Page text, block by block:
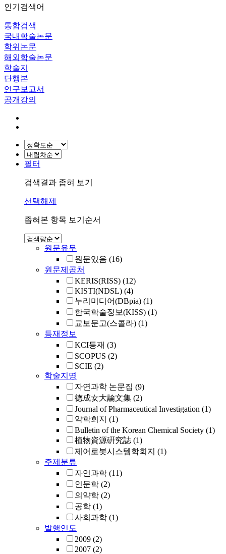
인기검색어
통합검색
국내학술논문
학위논문
해외학술논문
학술지
단행본
연구보고서
공개강의
필터
검색결과 좁혀 보기
선택해제
좁혀본 항목 보기순서
원문유무
원문있음 (16)
원문제공처
KERIS(RISS) (12)
KISTI(NDSL) (4)
누리미디어(DBpia) (1)
한국학술정보(KISS) (1)
교보문고(스콜라) (1)
등재정보
KCI등재 (3)
SCOPUS (2)
SCIE (2)
학술지명
자연과학 논문집 (9)
德成女大論文集 (2)
Journal of Pharmaceutical Investigation (1)
약학회지 (1)
Bulletin of the Korean Chemical Society (1)
植物資源硏究誌 (1)
제어로봇시스템학회지 (1)
주제분류
자연과학 (11)
인문학 (2)
의약학 (2)
공학 (1)
사회과학 (1)
발행연도
2009 (2)
2007 (2)